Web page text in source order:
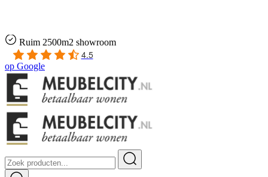
Ruim 2500m2 showroom
4.5
op Google